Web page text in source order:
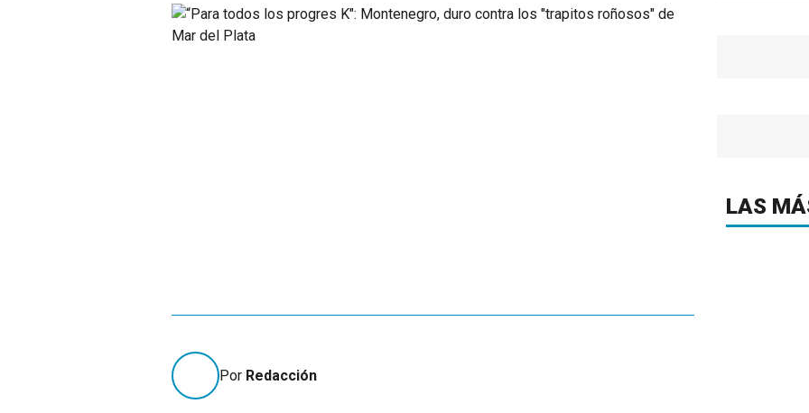
Por Redacción
LAS